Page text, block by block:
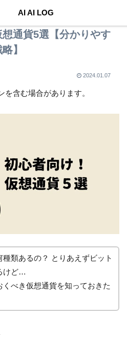
通貨5選【分かりやす
】
2024.01.07
含む場合があります。
類あるの？ とりあえずビット
けど…
くべき仮想通貨を知っておきた
AI AI LOG